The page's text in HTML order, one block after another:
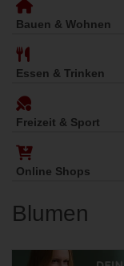
Bauen & Wohnen
Essen & Trinken
Freizeit & Sport
Online Shops
Blumen